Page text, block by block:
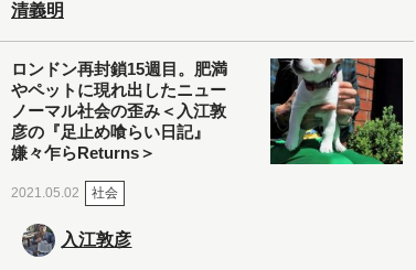
清義明
ロンドン再封鎖15週目。肥満
やペットに現れ出したニュー
ノーマル社会の歪み＜入江敦
彦の『足止め喰らい日記』
嫌々乍らReturns＞
2021.05.02 社会
入江敦彦